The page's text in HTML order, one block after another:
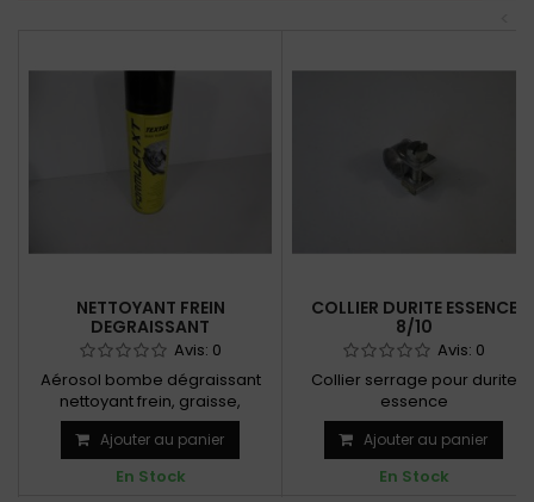
NETTOYANT FREIN
DEGRAISSANT
Avis: 0
Aérosol bombe dégraissant
nettoyant frein, graisse,
goudron et colle fraîche
Ajouter au panier
En Stock
COLLIER DURITE ESSENCE
8/10
Avis: 0
Collier serrage pour durite
essence
Ajouter au panier
En Stock